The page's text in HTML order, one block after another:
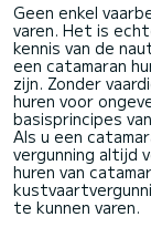
Geen enkel
varen. Het is
kennis van de
een catamaran
zijn. Zonder
huren voor
basisprincipes
Als u een
vergunning altijd
huren van
te kunnen varen.